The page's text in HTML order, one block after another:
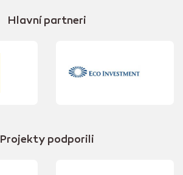
Hlavní partneri
Projekty podporili